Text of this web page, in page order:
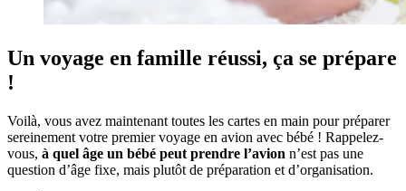
Un voyage en famille réussi, ça se prépare
!
Voilà, vous avez maintenant toutes les cartes en main pour préparer
sereinement votre premier voyage en avion avec bébé ! Rappelez-
vous, à quel âge un bébé peut prendre l’avion n’est pas une
question d’âge fixe, mais plutôt de préparation et d’organisation.